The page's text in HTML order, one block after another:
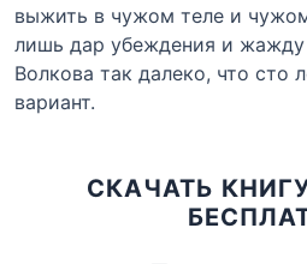
выжить в чужом теле и
лишь дар убеждения и жажду
Волкова так далеко, что сто
вариант.
СКАЧАТЬ